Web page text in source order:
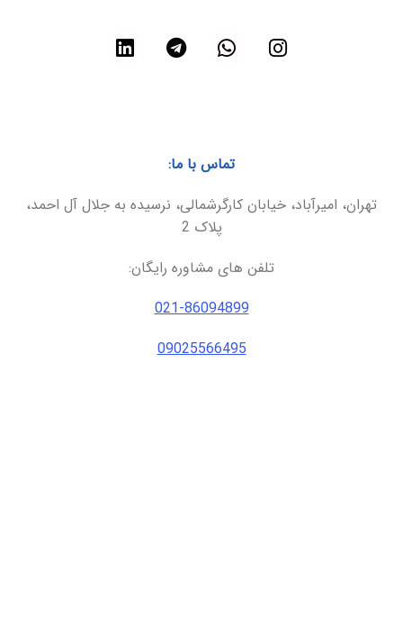
تماس با ما:
تهران، امیرآباد، خیابان کارگرشمالی، نرسیده به جلال آل احمد،
پلاک 2
تلفن های مشاوره رایگان:
021-86094899
09025566495